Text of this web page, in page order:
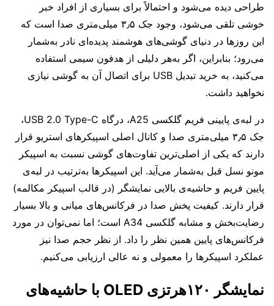
طراحی دیده می‌شود و احتمالاً برای بسیاری از افراد خبر
خوشی تلقی می‌شود، وجود جک ۳٫۵ میلی‌متری صدا است که
این روز‌ها در دنیای گوشی‌های هوشمند پدیده‌ای نادر به‌شمار
می‌رود؛ بنابراین، اگر به‌هر دلیلی از هدفون سیمی استفاده
می‌کنید، به خرید تبدیل USB برای اتصال آن به گوشی نیازی
نخواهید داشت.
در لبه‌ی پایینی فریم گلکسی A25، درگاه USB 2.0 Type-C،
جک ۳٫۵ میلی‌متری صدا و کانال اصلی اسپیکرهای استریو قرار
دارند که یکی از اصلی‌ترین تفاوت‌های گوشی نسبت به اسپیکر
مونو نسل قبل به‌شمار می‌آید. این اسپیکرها به‌ترتیب در لبه‌ی
پایین فریم و حاشیه‌ی بالایی نمایشگر (در قالب اسپیکر مکالمه)
قرار دارند. کیفیت پخش صدا در فرکانس‌های میانی و بالا بسیار
رضایت‌بخش و مشابه گلکسی A34 است؛ اما نمی‌توان در مورد
فرکانس‌های پایین همین نظر را داد. از نظر حجم صدا نیز
عملکرد اسپیکرها را معمولی و نه عالی ارزیابی می‌کنیم.
نمایشگر ۱۲۰هرتزی OLED با حاشیه‌های